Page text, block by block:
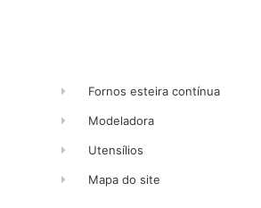
Fornos esteira contínua
Modeladora
Utensílios
Mapa do site